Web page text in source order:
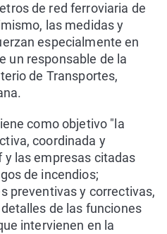
de red ferroviaria de
las medidas y
especialmente en
un responsable de la
de Transportes,
como objetivo "la
coordinada y
las empresas citadas
de incendios;
preventivas y correctivas,
de las funciones
intervienen en la